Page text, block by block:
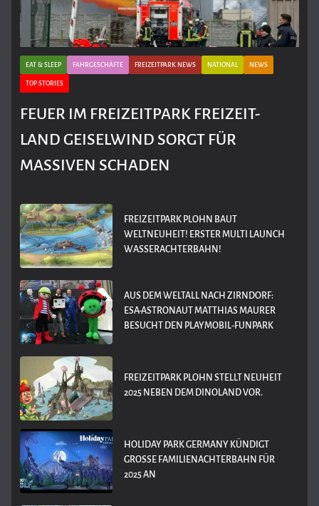
EAT & SLEEP FAHRGESCHÄFTE FREIZEITPARK NEWS NATIONAL NEWS
TOP STORIES
FEUER IM FREIZEITPARK FREIZEIT-
LAND GEISELWIND SORGT FÜR
MASSIVEN SCHADEN
FREIZEITPARK PLOHN BAUT
WELTNEUHEIT! ERSTER MULTI LAUNCH
WASSERACHTERBAHN!
AUS DEM WELTALL NACH ZIRNDORF:
ESA-ASTRONAUT MATTHIAS MAURER
BESUCHT DEN PLAYMOBIL-FUNPARK
FREIZEITPARK PLOHN STELLT NEUHEIT
2025 NEBEN DEM DINOLAND VOR.
HOLIDAY PARK GERMANY KÜNDIGT
GROSSE FAMILIENACHTERBAHN FÜR 2
025 AN